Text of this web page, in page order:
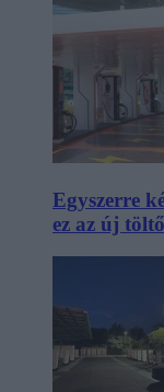
Egyszerre
ez az új